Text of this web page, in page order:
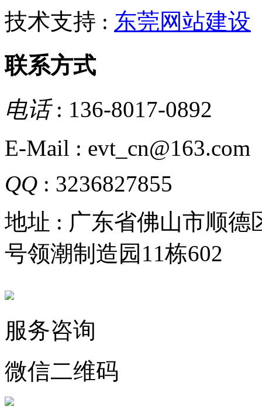
技术支持 : 东莞网站建设
联系方式
电话: 136-8017-0892
E-Mail : evt_cn@163.com
QQ : 3236827855
地址 : 广东省佛山市顺德
号领潮制造园11栋602
服务咨询
微信二维码